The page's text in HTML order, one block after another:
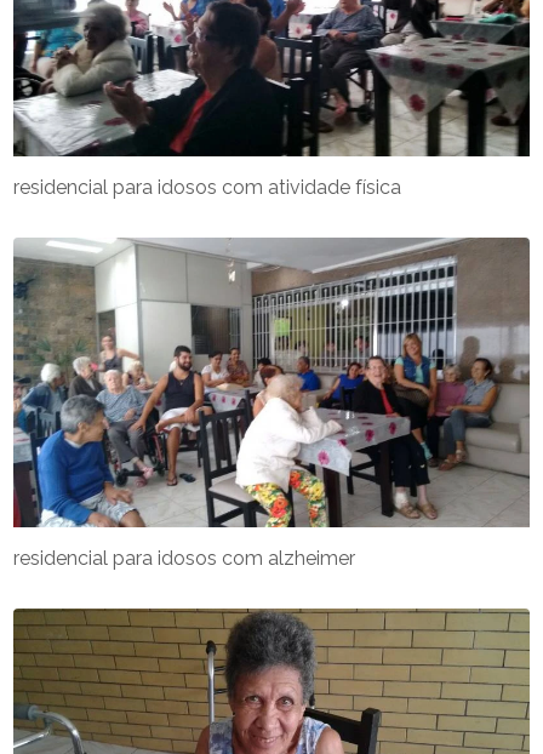
residencial para idosos com atividade física
residencial para idosos com alzheimer